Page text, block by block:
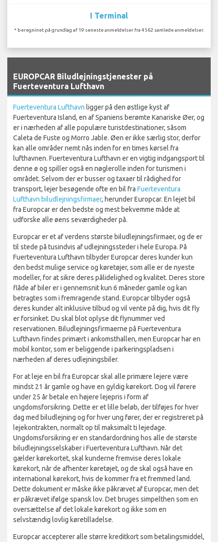
I Terminal
* beregninet på grundlag af 19 seneste anmeldelser fra 4562 samlede anmeldelser.
EUROPCAR Biludlejningstjenester på
Fuerteventura Lufthavn
Fuerteventura Lufthavn ligger på den østlige kyst af
Fuerteventura Island, en af Spaniens berømte Kanariske Øer, og
er i nærheden af alle populære turistdestinationer, såsom
Caleta de Fuste og Morro Jable. Øen er ikke særlig stor, derfor
kan alle områder nemt nås inden for en times kørsel fra
lufthavnen. Fuerteventura Lufthavn er en vigtig indgangsport til
denne ø og spiller også en nøglerolle inden for turismen i
området. Selvom der er busser og taxaer til rådighed for
transport, lejer besøgende ofte en bil fra Fuerteventura
Lufthavn biludlejningsfirmaer, herunder Europcar. En lejet bil
fra Europcar er den bedste og mest bekvemme måde at
udforske alle øens seværdigheder på.
Europcar er et af verdens største biludlejningsfirmaer, og de er
til stede på tusindvis af udlejningssteder i hele Europa. På
Fuerteventura Lufthavn tilbyder Europcar deres kunder kun
den bedst mulige service og køretøjer, som alle er de nyeste
modeller, for at sikre deres pålidelighed og kvalitet. Deres store
flåde af biler er i gennemsnit kun 6 måneder gamle og kan
betragtes som i fremragende stand. Europcar tilbyder også
deres kunder alt inklusive tilbud og vil vente på dig, hvis dit fly
er forsinket. Du skal blot oplyse dit flynummer ved
reservationen. Biludlejningsfirmaerne på Fuerteventura
Lufthavn findes primært i ankomsthallen, men Europcar har en
mobil kontor, som er beliggende i parkeringspladsen i
nærheden af deres udlejningsbiler.
For at leje en bil fra Europcar skal alle primære lejere være
mindst 21 år gamle og have en gyldig kørekort. Dog vil førere
under 25 år betale en højere lejepris i form af
ungdomsforsikring. Dette er et lille beløb, der tilføjes for hver
dag med biludlejning og for hver ung fører, der er registreret på
lejekontrakten, normalt op til maksimalt ti lejedage.
Ungdomsforsikring er en standardordning hos alle de største
biludlejningsselskaber i Fuerteventura Lufthavn. Når det
gælder kørekortet, skal kunderne fremvise deres lokale
kørekort, når de afhenter køretøjet, og de skal også have en
international kørekort, hvis de kommer fra et fremmed land.
Dette dokument er måske ikke påkrævet af Europcar, men det
er påkrævet ifølge spansk lov. Det bruges simpelthen som en
oversættelse af det lokale kørekort og ikke som en
selvstændig lovlig køretilladelse.
Europcar accepterer alle større kreditkort som betalingsmiddel,